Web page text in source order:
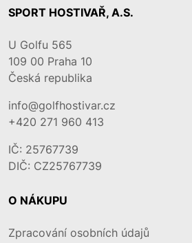
SPORT HOSTIVAŘ, A.S.
U Golfu 565
109 00 Praha 10
Česká republika
info@golfhostivar.cz
+420 271 960 413
IČ: 25767739
DIČ: CZ25767739
O NÁKUPU
Zpracování osobních údajů